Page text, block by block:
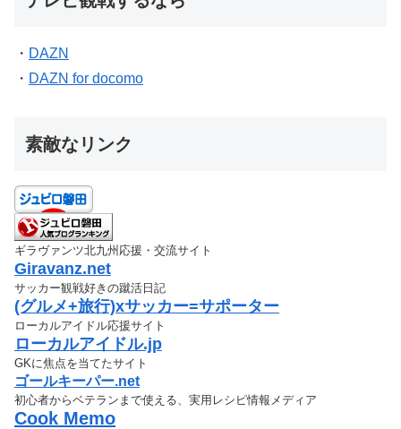
・ DAZN
・ DAZN for docomo
素敵なリンク
ギラヴァンツ北九州応援・交流サイト
Giravanz.net
サッカー観戦好きの蹴活日記
(グルメ+旅行)xサッカー=サポーター
ローカルアイドル応援サイト
ローカルアイドル.jp
GKに焦点を当てたサイト
ゴールキーパー.net
初心者からベテランまで使える、実用レシピ情報メディア
Cook Memo